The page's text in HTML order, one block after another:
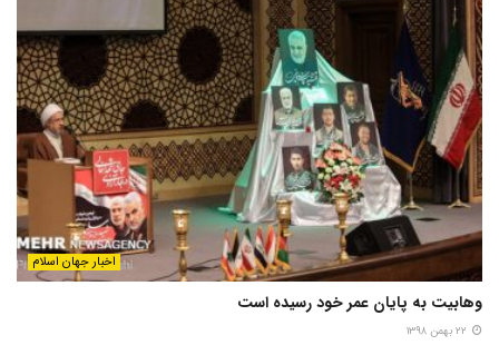
اخبار جهان اسلام
وهابیت به پایان عمر خود رسیده است